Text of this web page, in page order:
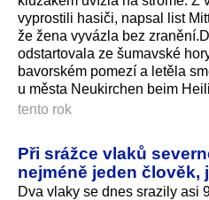
vyprostili hasiči, napsal list
že žena vyvázla bez
odstartovala ze šumavské
bavorském pomezí a letěla
u města Neukirchen beim
tento rok
Při srážce vlaků
nejméně jeden člověk,
Dva vlaky se dnes srazily asi